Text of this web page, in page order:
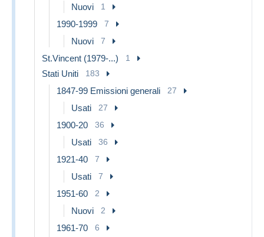
Nuovi 1
1990-1999 7
Nuovi 7
St.Vincent (1979-...) 1
Stati Uniti 183
1847-99 Emissioni generali 27
Usati 27
1900-20 36
Usati 36
1921-40 7
Usati 7
1951-60 2
Nuovi 2
1961-70 6